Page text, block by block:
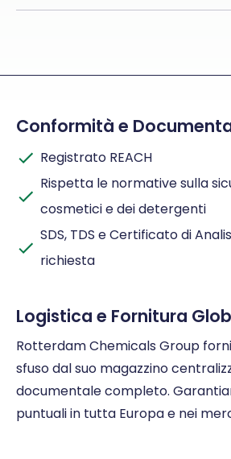
Conformità e
Registrato REACH
Rispetta le normative sulla
cosmetici e dei detergenti
SDS, TDS e Certificato di
richiesta
Logistica e Fornitura
Rotterdam Chemicals Group
sfuso dal suo magazzino
documentale completo.
puntuali in tutta Europa e nei